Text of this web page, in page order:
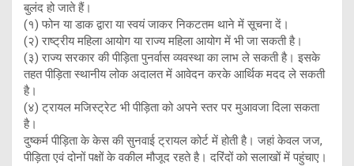
बुलंद हो जाते हैं।
(१) फोन या डाक द्वारा या स्वयं जाकर निकटतम थाने में सूचना दें।
(२) राष्ट्रीय महिला आयोग या राज्य महिला आयोग में भी जा सकती है।
(३) राज्य सरकार की पीड़िता पुनर्वास व्यवस्था का लाभ ले सकती है। इसके
तहत पीड़िता स्थानीय लोक अदालत में आवेदन करके आर्थिक मदद ले सकती
है।
(४) ट्रायल मजिस्ट्रेट भी पीड़िता को अपने स्तर पर मुआवजा दिला सकता
है।
दुष्कर्म पीड़िता के केस की सुनवाई ट्रायल कोर्ट में होती है। जहां केवल जज,
पीड़िता एवं दोनों पक्षों के वकील मौजूद रहते है। दरिंदों को सलाखों में पहुंचाए।